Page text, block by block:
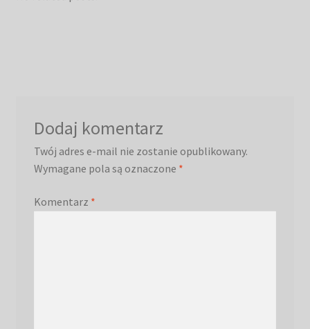
Dodaj komentarz
Twój adres e-mail nie zostanie opublikowany.
Wymagane pola są oznaczone *
Komentarz *